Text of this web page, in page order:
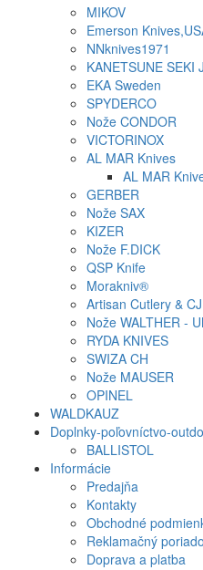
MIKOV
Emerson
NNknives1971
KANETSUNE SEKI
EKA Sweden
SPYDERCO
Nože CONDOR
VICTORINOX
AL MAR Knives
AL MAR
GERBER
Nože SAX
KIZER
Nože F.DICK
QSP Knife
Morakniv®
Artisan Cutlery &
Nože WALTHER -
RYDA KNIVES
SWIZA CH
Nože MAUSER
OPINEL
WALDKAUZ
Doplnky-poľovníctvo-
BALLISTOL
Informácie
Predajňa
Kontakty
Obchodné
Reklamačný
Doprava a platba